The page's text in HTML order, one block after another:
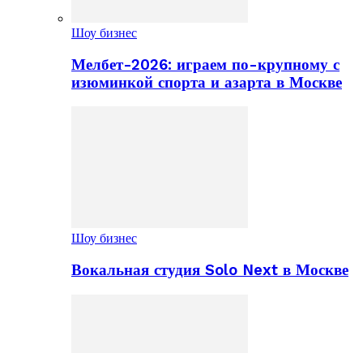
Шоу бизнес
Мелбет-2026: играем по-крупному с
изюминкой спорта и азарта в Москве
Шоу бизнес
Вокальная студия Solo Next в Москве